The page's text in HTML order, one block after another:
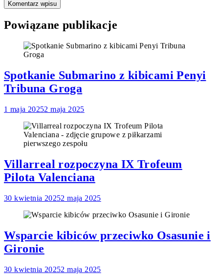
Powiązane publikacje
Spotkanie Submarino z kibicami Penyi
Tribuna Groga
1 maja 20252 maja 2025
Villarreal rozpoczyna IX Trofeum
Pilota Valenciana
30 kwietnia 20252 maja 2025
Wsparcie kibiców przeciwko Osasunie i
Gironie
30 kwietnia 20252 maja 2025